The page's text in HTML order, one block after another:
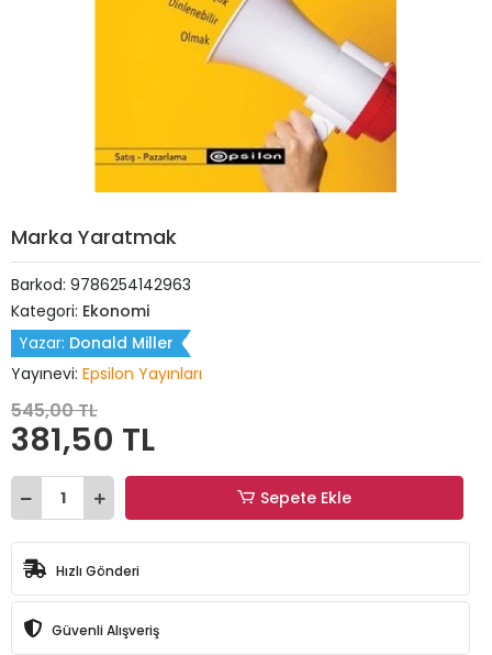
Marka Yaratmak
Barkod: 9786254142963
Kategori: Ekonomi
Yazar: Donald Miller
Yayınevi: Epsilon Yayınları
545,00 TL
381,50 TL
Sepete Ekle
Hızlı Gönderi
Güvenli Alışveriş